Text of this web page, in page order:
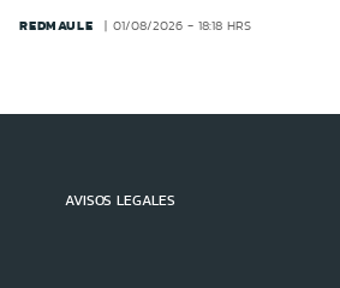
REDMAULE 01/08/2026 - 18:18 HRS
AVISOS LEGALES